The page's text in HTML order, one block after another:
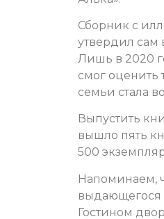
Сборник с
утвердил сам
Лишь в 2020
смог оценить
семьи стала
Выпустить
вышло пять
500
Напоминаем,
выдающегося
Гостином